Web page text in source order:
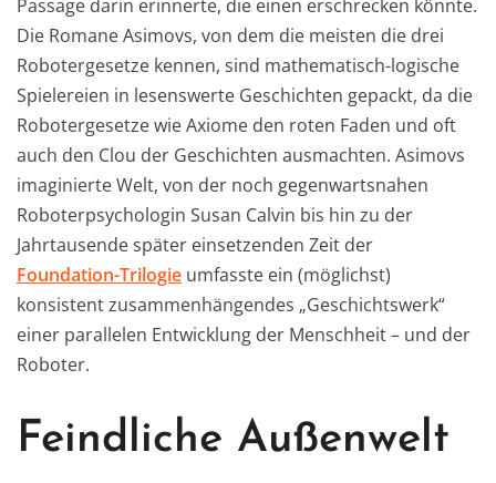
Passage darin erinnerte, die einen erschrecken könnte.
Die Romane Asimovs, von dem die meisten die drei
Robotergesetze kennen, sind mathematisch-logische
Spielereien in lesenswerte Geschichten gepackt, da die
Robotergesetze wie Axiome den roten Faden und oft
auch den Clou der Geschichten ausmachten. Asimovs
imaginierte Welt, von der noch gegenwartsnahen
Roboterpsychologin Susan Calvin bis hin zu der
Jahrtausende später einsetzenden Zeit der
Foundation-Trilogie umfasste ein (möglichst)
konsistent zusammenhängendes „Geschichtswerk“
einer parallelen Entwicklung der Menschheit – und der
Roboter.
Feindliche Außenwelt